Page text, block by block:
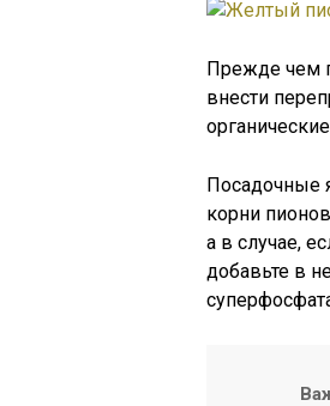
Прежде чем
внести
Посадочные
корни
а в случае,
добавьте в